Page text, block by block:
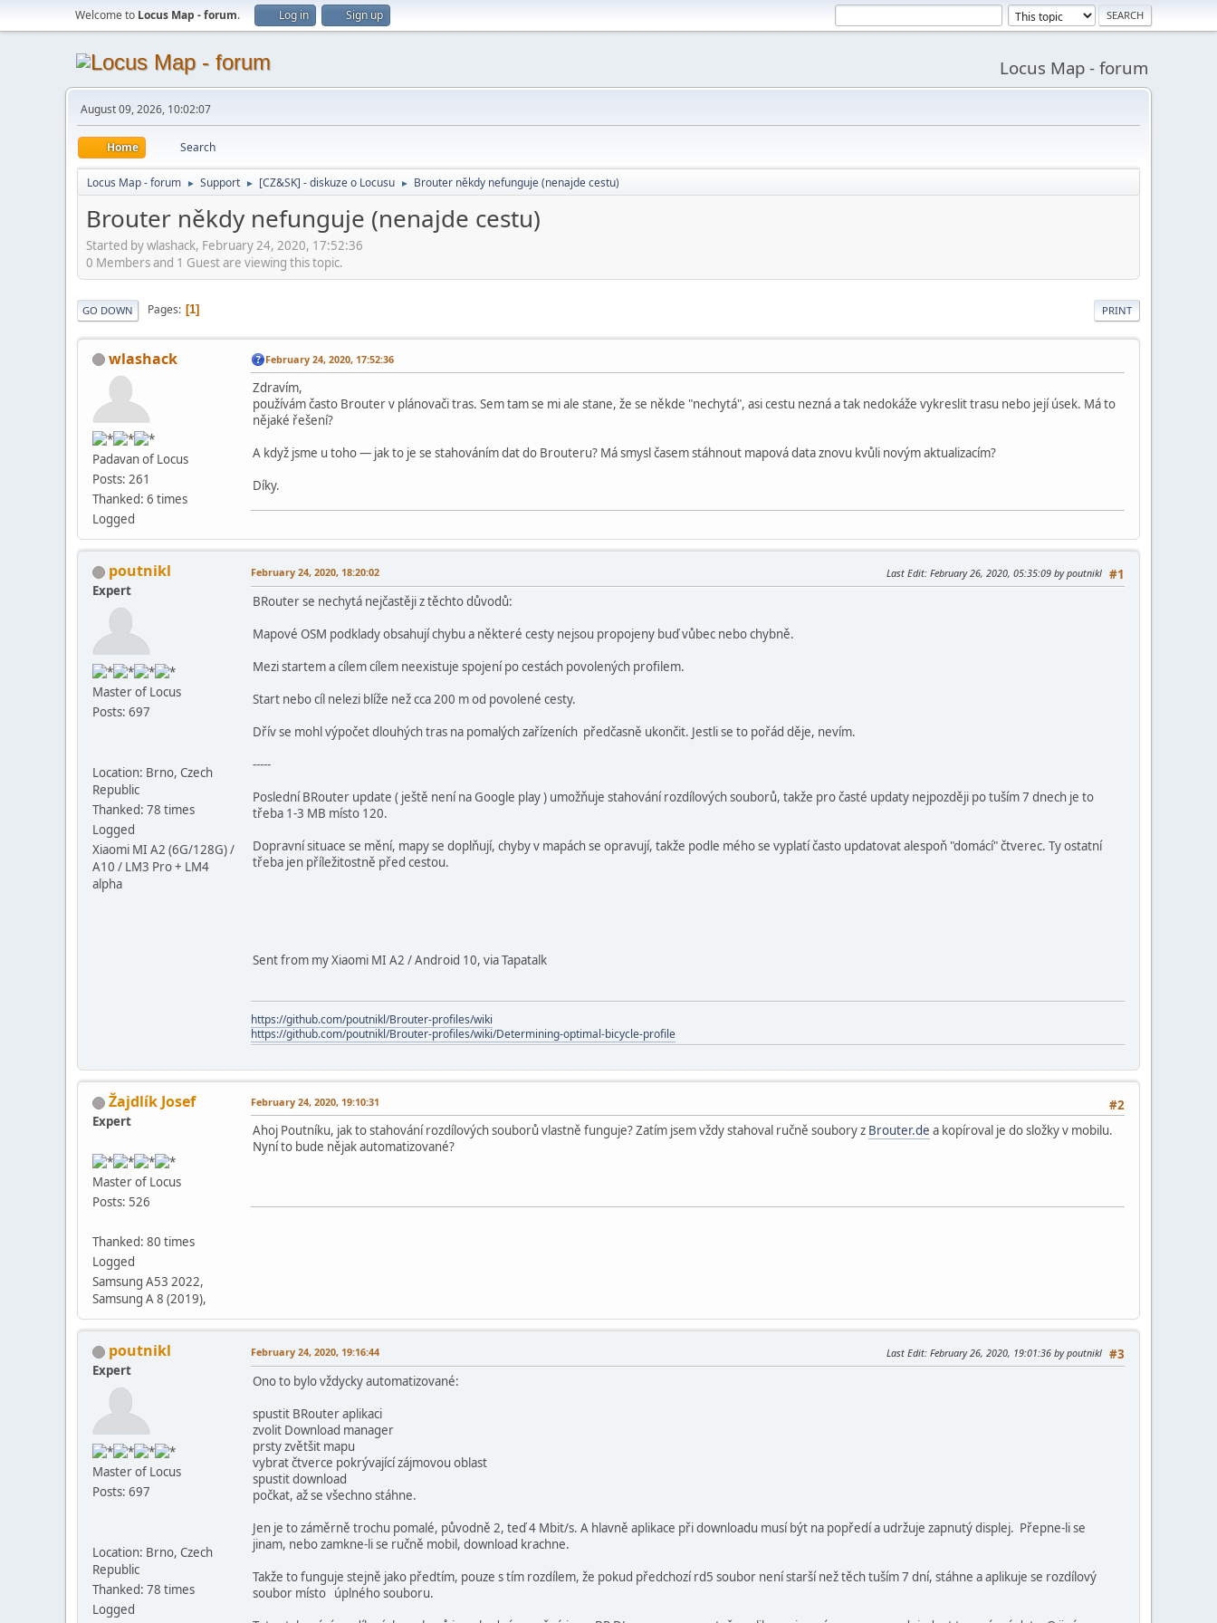
Welcome to Locus Map - forum. Log in Sign up
Locus Map - forum
August 09, 2026, 10:02:07
Home Search
Locus Map - forum ► Support ► [CZ&SK] - diskuze o Locusu ► Brouter někdy nefunguje (nenajde cestu)
Brouter někdy nefunguje (nenajde cestu)
Started by wlashack, February 24, 2020, 17:52:36
0 Members and 1 Guest are viewing this topic.
PRINT
GO DOWN Pages 1
wlashack
Padavan of Locus
Posts: 261
Thanked: 6 times
Logged
February 24, 2020, 17:52:36
Zdravím,
používám často Brouter v plánovači tras. Sem tam se mi ale stane, že se někde "nechytá", asi cestu nezná a tak nedokáže vykreslit trasu nebo její úsek. Má to
nějaké řešení?
A když jsme u toho — jak to je se stahováním dat do Brouteru? Má smysl časem stáhnout mapová data znovu kvůli novým aktualizacím?
Díky.
poutnikl
Expert
Master of Locus
Posts: 697
Location: Brno, Czech
Republic
Thanked: 78 times
Logged
Xiaomi MI A2 (6G/128G) /
A10 / LM3 Pro + LM4
alpha
#1
February 24, 2020, 18:20:02 Last Edit: February 26, 2020, 05:35:09 by poutnikl
BRouter se nechytá nejčastěji z těchto důvodů:
Mapové OSM podklady obsahují chybu a některé cesty nejsou propojeny buď vůbec nebo chybně.
Mezi startem a cílem cílem neexistuje spojení po cestách povolených profilem.
Start nebo cíl nelezi blíže než cca 200 m od povolené cesty.
Dřív se mohl výpočet dlouhých tras na pomalých zařízeních předčasně ukončit. Jestli se to pořád děje, nevím.
-----
Poslední BRouter update ( ještě není na Google play ) umožňuje stahování rozdílových souborů, takže pro časté updaty nejpozději po tuším 7 dnech je to
třeba 1-3 MB místo 120.
Dopravní situace se mění, mapy se doplňují, chyby v mapách se opravují, takže podle mého se vyplatí často updatovat alespoň "domácí" čtverec. Ty ostatní
třeba jen příležitostně před cestou.
Sent from my Xiaomi MI A2 / Android 10, via Tapatalk
https://github.com/poutnikl/Brouter-profiles/wiki
https://github.com/poutnikl/Brouter-profiles/wiki/Determining-optimal-bicycle-profile
Žajdlík Josef
Expert
Master of Locus
Posts: 526
Thanked: 80 times
Logged
Samsung A53 2022,
Samsung A 8 (2019),
#2
February 24, 2020, 19:10:31
Ahoj Poutníku, jak to stahování rozdílových souborů vlastně funguje? Zatím jsem vždy stahoval ručně soubory z Brouter.de a kopíroval je do složky v mobilu.
Nyní to bude nějak automatizované?
poutnikl
Expert
Master of Locus
Posts: 697
Location: Brno, Czech
Republic
Thanked: 78 times
Logged
#3
February 24, 2020, 19:16:44 Last Edit: February 26, 2020, 19:01:36 by poutnikl
Ono to bylo vždycky automatizované:
spustit BRouter aplikaci
zvolit Download manager
prsty zvětšit mapu
vybrat čtverce pokrývající zájmovou oblast
spustit download
počkat, až se všechno stáhne.
Jen je to záměrně trochu pomalé, původně 2, teď 4 Mbit/s. A hlavně aplikace při downloadu musí být na popředí a udržuje zapnutý displej. Přepne-li se
jinam, nebo zamkne-li se ručně mobil, download krachne.
Takže to funguje stejně jako předtím, pouze s tím rozdílem, že pokud předchozí rd5 soubor není starší než těch tuším 7 dní, stáhne a aplikuje se rozdílový
soubor místo úplného souboru.